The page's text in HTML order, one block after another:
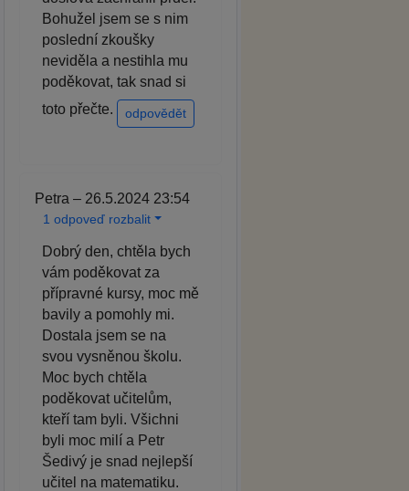
Bohužel jsem se s nim
poslední zkoušky
neviděla a nestihla mu
poděkovat, tak snad si
toto přečte.
odpovědět
Petra – 26.5.2024 23:54
1 odpoveď rozbalit
Dobrý den, chtěla bych
vám poděkovat za
přípravné kursy, moc mě
bavily a pomohly mi.
Dostala jsem se na
svou vysněnou školu.
Moc bych chtěla
poděkovat učitelům,
kteří tam byli. Všichni
byli moc milí a Petr
Šedivý je snad nejlepší
učitel na matematiku.